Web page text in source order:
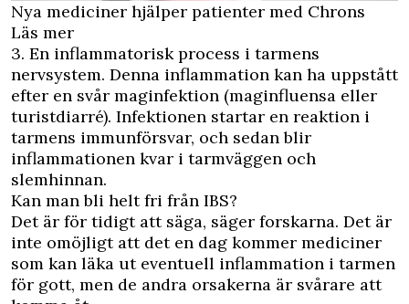
Nya mediciner hjälper patienter med Chrons
Läs mer
3. En inflammatorisk process i tarmens
nervsystem. Denna inflammation kan ha uppstått
efter en svår maginfektion (maginfluensa eller
turistdiarré). Infektionen startar en reaktion i
tarmens immunförsvar, och sedan blir
inflammationen kvar i tarmväggen och
slemhinnan.
Kan man bli helt fri från IBS?
Det är för tidigt att säga, säger forskarna. Det är
inte omöjligt att det en dag kommer mediciner
som kan läka ut eventuell inflammation i tarmen
för gott, men de andra orsakerna är svårare att